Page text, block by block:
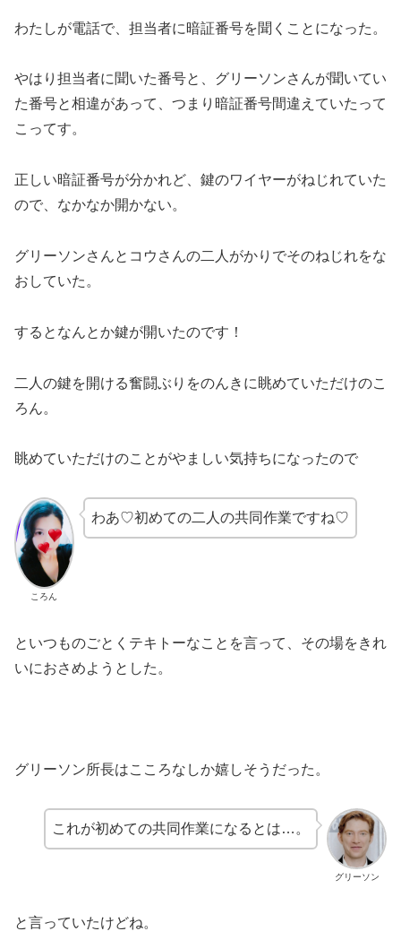
わたしが電話で、担当者に暗証番号を聞くことになった。
やはり担当者に聞いた番号と、グリーソンさんが聞いてい
た番号と相違があって、つまり暗証番号間違えていたって
こってす。
正しい暗証番号が分かれど、鍵のワイヤーがねじれていた
ので、なかなか開かない。
グリーソンさんとコウさんの二人がかりでそのねじれをな
おしていた。
するとなんとか鍵が開いたのです！
二人の鍵を開ける奮闘ぶりをのんきに眺めていただけのこ
ろん。
眺めていただけのことがやましい気持ちになったので
ころん
わあ♡初めての二人の共同作業ですね♡
といつものごとくテキトーなことを言って、その場をきれ
いにおさめようとした。
グリーソン所長はこころなしか嬉しそうだった。
グリーソン
これが初めての共同作業になるとは…。
と言っていたけどね。